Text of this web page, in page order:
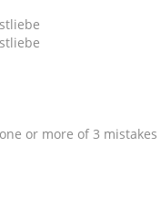
or more of 3 mistakes